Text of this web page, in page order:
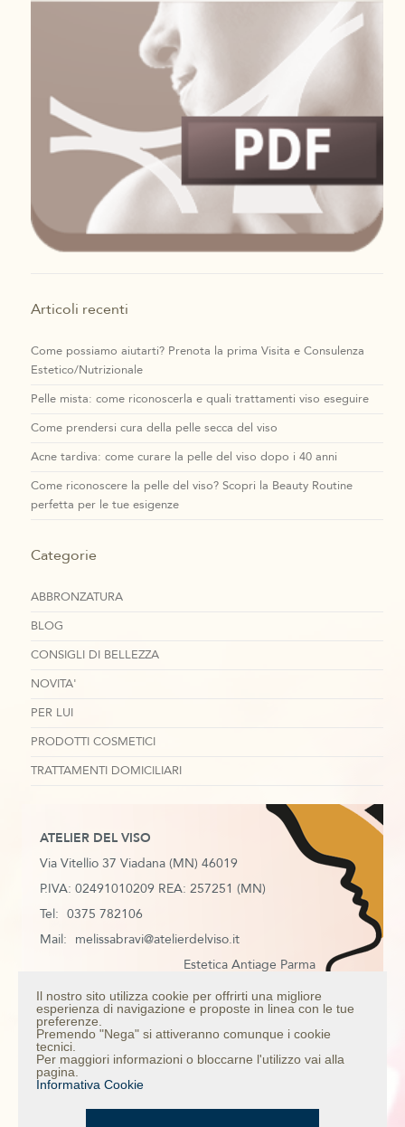
Articoli recenti
Come possiamo aiutarti? Prenota la prima Visita e Consulenza
Estetico/Nutrizionale
Pelle mista: come riconoscerla e quali trattamenti viso eseguire
Come prendersi cura della pelle secca del viso
Acne tardiva: come curare la pelle del viso dopo i 40 anni
Come riconoscere la pelle del viso? Scopri la Beauty Routine
perfetta per le tue esigenze
Categorie
ABBRONZATURA
BLOG
CONSIGLI DI BELLEZZA
NOVITA'
PER LUI
PRODOTTI COSMETICI
TRATTAMENTI DOMICILIARI
ATELIER DEL VISO
Via Vitellio 37 Viadana (MN) 46019
P.IVA: 02491010209 REA: 257251 (MN)
Tel: 0375 782106
Mail: melissabravi@atelierdelviso.it
Estetica Antiage Parma
Estetica Antiage Mantova
Estetica Antiage Colorno
Estetica Antiage Casalmaggiore
Trattamento anti age viso
Il nostro sito utilizza cookie per offrirti una migliore
esperienza di navigazione e proposte in linea con le tue
preferenze.
Premendo "Nega" si attiveranno comunque i cookie
tecnici.
Per maggiori informazioni o bloccarne l'utilizzo vai alla
pagina.
Informativa Cookie